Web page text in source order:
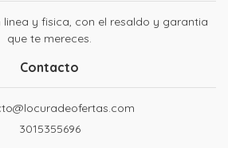
y fisica, con el resaldo y garantia
que te mereces.
Contacto
3015355696